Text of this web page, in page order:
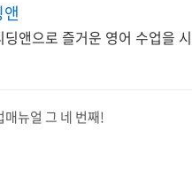
앤으로 즐거운 영어 수업을
뉴얼 그 네 번째!